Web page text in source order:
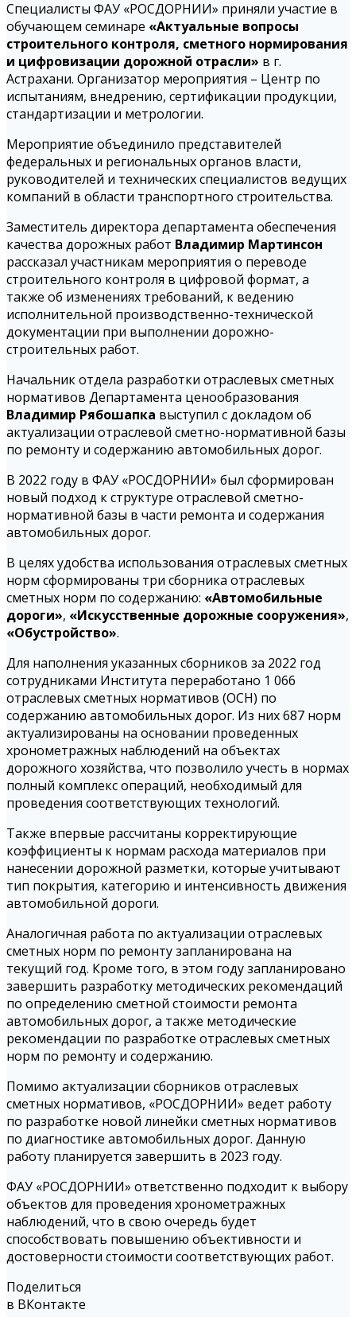
Специалисты ФАУ «РОСДОРНИИ» приняли участие в
обучающем семинаре «Актуальные вопросы
строительного контроля, сметного нормирования
и цифровизации дорожной отрасли» в г.
Астрахани. Организатор мероприятия – Центр по
испытаниям, внедрению, сертификации продукции,
стандартизации и метрологии.
Мероприятие объединило представителей
федеральных и региональных органов власти,
руководителей и технических специалистов ведущих
компаний в области транспортного строительства.
Заместитель директора департамента обеспечения
качества дорожных работ Владимир Мартинсон
рассказал участникам мероприятия о переводе
строительного контроля в цифровой формат, а
также об изменениях требований, к ведению
исполнительной производственно-технической
документации при выполнении дорожно-
строительных работ.
Начальник отдела разработки отраслевых сметных
нормативов Департамента ценообразования
Владимир Рябошапка выступил с докладом об
актуализации отраслевой сметно-нормативной базы
по ремонту и содержанию автомобильных дорог.
В 2022 году в ФАУ «РОСДОРНИИ» был сформирован
новый подход к структуре отраслевой сметно-
нормативной базы в части ремонта и содержания
автомобильных дорог.
В целях удобства использования отраслевых сметных
норм сформированы три сборника отраслевых
сметных норм по содержанию: «Автомобильные
дороги», «Искусственные дорожные сооружения»,
«Обустройство».
Для наполнения указанных сборников за 2022 год
сотрудниками Института переработано 1 066
отраслевых сметных нормативов (ОСН) по
содержанию автомобильных дорог. Из них 687 норм
актуализированы на основании проведенных
хронометражных наблюдений на объектах
дорожного хозяйства, что позволило учесть в нормах
полный комплекс операций, необходимый для
проведения соответствующих технологий.
Также впервые рассчитаны корректирующие
коэффициенты к нормам расхода материалов при
нанесении дорожной разметки, которые учитывают
тип покрытия, категорию и интенсивность движения
автомобильной дороги.
Аналогичная работа по актуализации отраслевых
сметных норм по ремонту запланирована на
текущий год. Кроме того, в этом году запланировано
завершить разработку методических рекомендаций
по определению сметной стоимости ремонта
автомобильных дорог, а также методические
рекомендации по разработке отраслевых сметных
норм по ремонту и содержанию.
Помимо актуализации сборников отраслевых
сметных нормативов, «РОСДОРНИИ» ведет работу
по разработке новой линейки сметных нормативов
по диагностике автомобильных дорог. Данную
работу планируется завершить в 2023 году.
ФАУ «РОСДОРНИИ» ответственно подходит к выбору
объектов для проведения хронометражных
наблюдений, что в свою очередь будет
способствовать повышению объективности и
достоверности стоимости соответствующих работ.
Поделиться
в ВКонтакте